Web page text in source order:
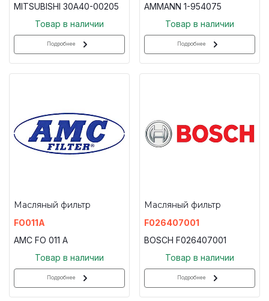
MITSUBISHI 30A40-00205
Товар в наличии
Подробнее
AMMANN 1-954075
Товар в наличии
Подробнее
Масляный фильтр
FO011A
AMC FO 011 A
Товар в наличии
Подробнее
Масляный фильтр
F026407001
BOSCH F026407001
Товар в наличии
Подробнее